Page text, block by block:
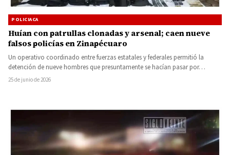
POLICIACA
Huían con patrullas clonadas y arsenal; caen nueve
falsos policías en Zinapécuaro
Un operativo coordinado entre fuerzas estatales y federales permitió la
detención de nueve hombres que presuntamente se hacían pasar por…
25 de junio de 2026